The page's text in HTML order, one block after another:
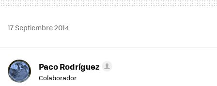
17 Septiembre 2014
Paco Rodríguez
Colaborador